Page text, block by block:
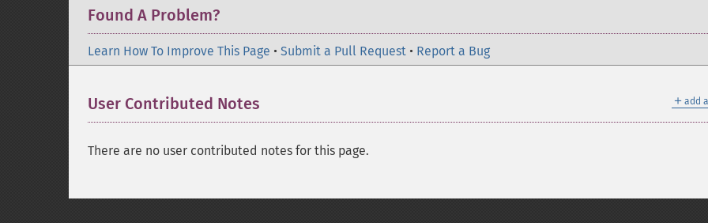
Found A Problem?
Learn How To Improve This Page • Submit a Pull Request • Report a Bug
＋ add
User Contributed Notes
There are no user contributed notes for this page.